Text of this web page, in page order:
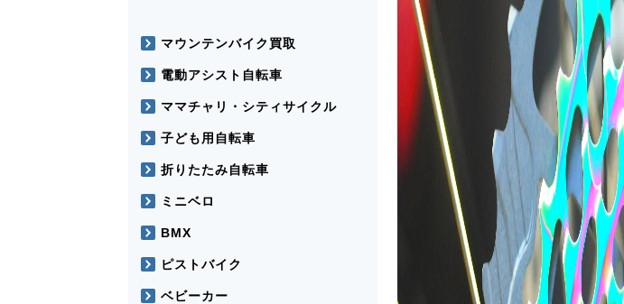
マウンテンバイク買取
電動アシスト自転車
ママチャリ・シティサイクル
子ども用自転車
折りたたみ自転車
ミニベロ
BMX
ピストバイク
ベビーカー